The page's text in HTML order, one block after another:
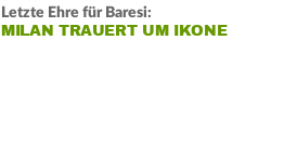
Letzte Ehre für Baresi:
MILAN TRAUERT UM IKONE